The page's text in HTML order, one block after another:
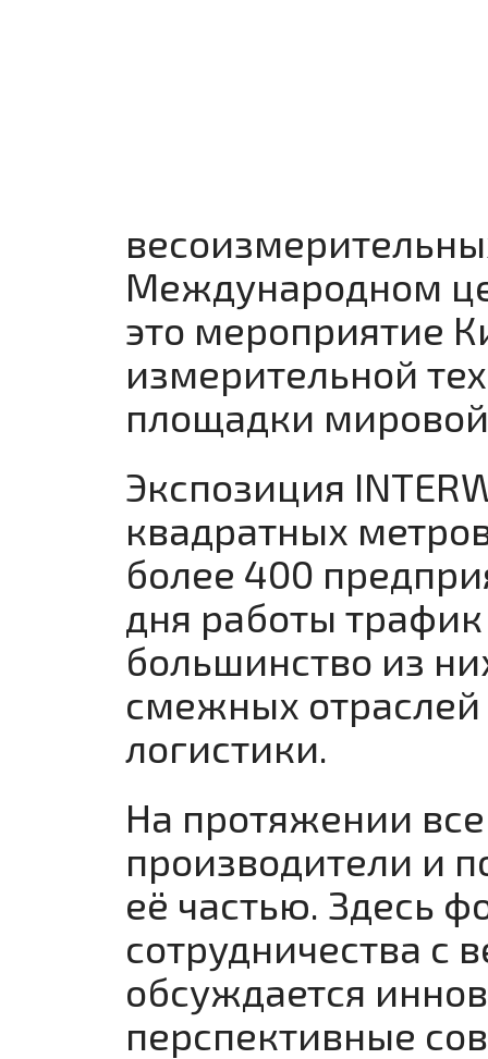
Международном
это мероприятие
измерительной
площадки
Экспозиция
квадратных
более 400
дня работы
большинство из
смежных отраслей
логистики.
На протяжении
производители и
её частью. Здесь
сотрудничества с
обсуждается
перспективные